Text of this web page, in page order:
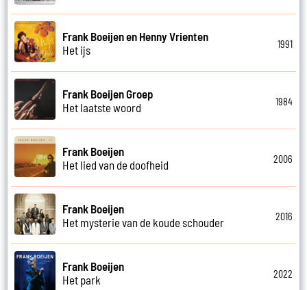
Frank Boeijen en Henny Vrienten
Het ijs
1991
Frank Boeijen Groep
Het laatste woord
1984
Frank Boeijen
Het lied van de doofheid
2006
Frank Boeijen
Het mysterie van de koude schouder
2016
Frank Boeijen
Het park
2022